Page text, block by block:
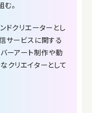
。
ドクリエーターとし
サービスに関する
ーアート制作や動
クリエイターとして